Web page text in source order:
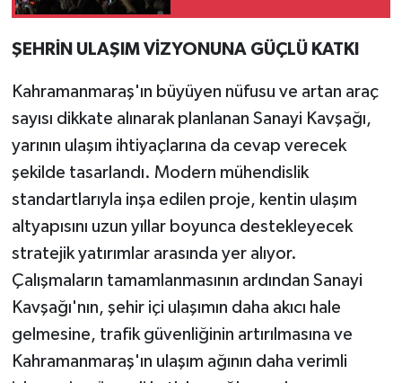
ŞEHRİN ULAŞIM VİZYONUNA GÜÇLÜ KATKI
Kahramanmaraş'ın büyüyen nüfusu ve artan araç
sayısı dikkate alınarak planlanan Sanayi Kavşağı,
yarının ulaşım ihtiyaçlarına da cevap verecek
şekilde tasarlandı. Modern mühendislik
standartlarıyla inşa edilen proje, kentin ulaşım
altyapısını uzun yıllar boyunca destekleyecek
stratejik yatırımlar arasında yer alıyor.
Çalışmaların tamamlanmasının ardından Sanayi
Kavşağı'nın, şehir içi ulaşımın daha akıcı hale
gelmesine, trafik güvenliğinin artırılmasına ve
Kahramanmaraş'ın ulaşım ağının daha verimli